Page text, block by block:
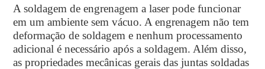
A soldagem de engrenagem a laser pode funcionar
em um ambiente sem vácuo. A engrenagem não tem
deformação de soldagem e nenhum processamento
adicional é necessário após a soldagem. Além disso,
as propriedades mecânicas gerais das juntas soldadas